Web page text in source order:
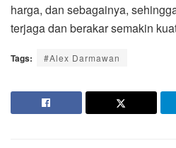
harga, dan sebagainya,
terjaga dan berakar semakin
Tags: #Alex Darmawan